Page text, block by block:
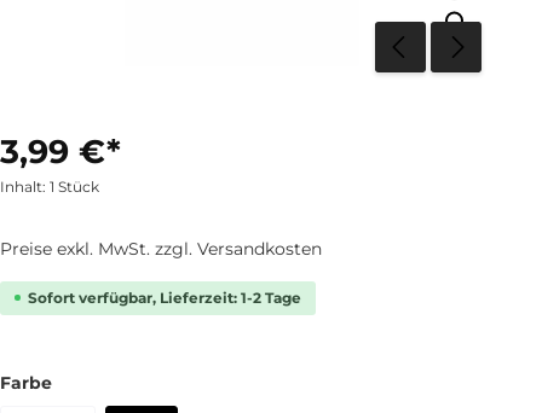
3,99 €*
Inhalt: 1 Stück
Preise exkl. MwSt. zzgl. Versandkosten
Sofort verfügbar, Lieferzeit: 1-2 Tage
Farbe